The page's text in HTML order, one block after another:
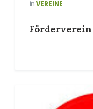
in VEREINE